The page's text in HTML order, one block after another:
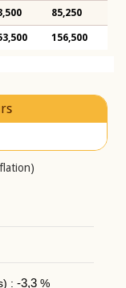
85,250
156,500
: -3,3%